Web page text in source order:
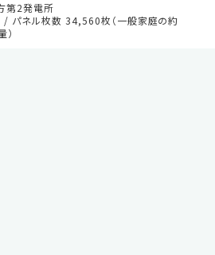
第2発電所
パネル枚数 34,560枚（一般家庭の約